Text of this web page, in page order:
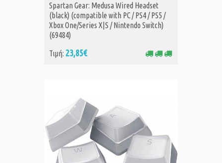
ΑΓΟΡΑ
Spartan Gear: Medusa Wired Headset
(black) (compatible with PC / PS4 / PS5 /
Xbox One/Series X|S / Nintendo Switch)
(69484)
Τιμή: 23,85€